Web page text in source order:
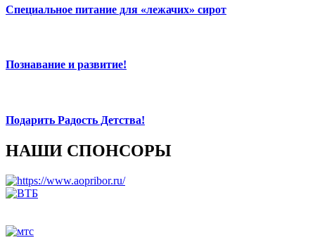
Специальное питание для «лежачих» сирот
Познавание и развитие!
Подарить Радость Детства!
НАШИ СПОНСОРЫ